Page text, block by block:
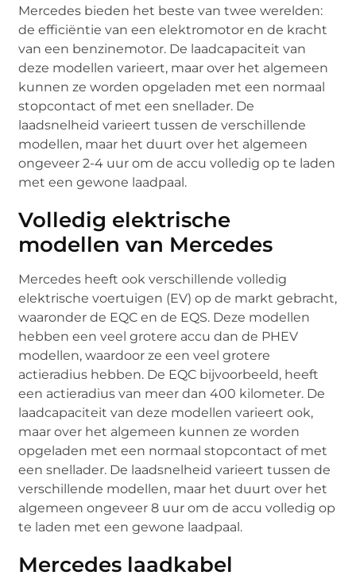
Mercedes bieden het beste van twee werelden:
de efficiëntie van een elektromotor en de kracht
van een benzinemotor. De laadcapaciteit van
deze modellen varieert, maar over het algemeen
kunnen ze worden opgeladen met een normaal
stopcontact of met een snellader. De
laadsnelheid varieert tussen de verschillende
modellen, maar het duurt over het algemeen
ongeveer 2-4 uur om de accu volledig op te laden
met een gewone laadpaal.
Volledig elektrische
modellen van Mercedes
Mercedes heeft ook verschillende volledig
elektrische voertuigen (EV) op de markt gebracht,
waaronder de EQC en de EQS. Deze modellen
hebben een veel grotere accu dan de PHEV
modellen, waardoor ze een veel grotere
actieradius hebben. De EQC bijvoorbeeld, heeft
een actieradius van meer dan 400 kilometer. De
laadcapaciteit van deze modellen varieert ook,
maar over het algemeen kunnen ze worden
opgeladen met een normaal stopcontact of met
een snellader. De laadsnelheid varieert tussen de
verschillende modellen, maar het duurt over het
algemeen ongeveer 8 uur om de accu volledig op
te laden met een gewone laadpaal.
Mercedes laadkabel